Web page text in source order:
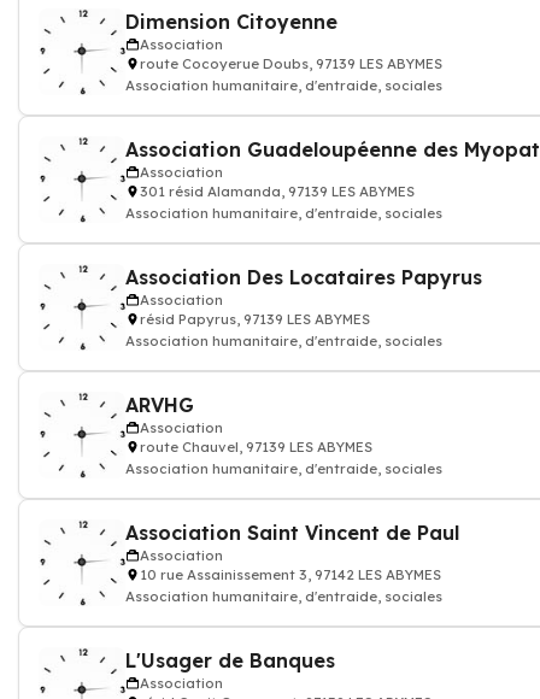
Dimension Citoyenne
Association
route Cocoyerue Doubs, 97139 LES ABYMES
Association humanitaire, d'entraide, sociales
Association Guadeloupéenne des
Association
301 résid Alamanda, 97139 LES ABYMES
Association humanitaire, d'entraide, sociales
Association Des Locataires Papyrus
Association
résid Papyrus, 97139 LES ABYMES
Association humanitaire, d'entraide, sociales
ARVHG
Association
route Chauvel, 97139 LES ABYMES
Association humanitaire, d'entraide, sociales
Association Saint Vincent de Paul
Association
10 rue Assainissement 3, 97142 LES ABYMES
Association humanitaire, d'entraide, sociales
L'Usager de Banques
Association